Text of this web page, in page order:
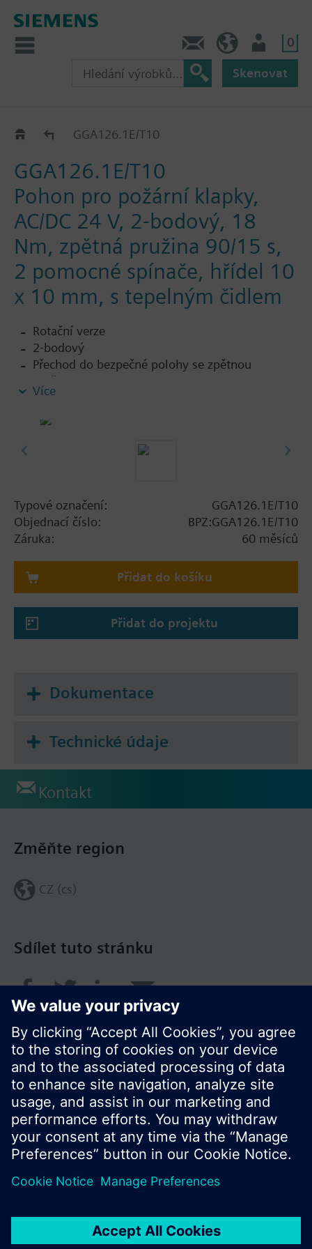
0
Skenovat
GGA..26.1EGGA126.1E/T10
GGA126.1E/T10
Pohon pro požární klapky,
AC/DC 24 V, 2-bodový, 18
Nm, zpětná pružina 90/15 s,
2 pomocné spínače, hřídel 10
x 10 mm, s tepelným čidlem
Rotační verze
2-bodový
Přechod do bezpečné polohy se zpětnou
pružinou
Zařízení pro sledování teploty (pro 72 °C)
Pevné spojení mezi pohonem a čtvercovou
Ukazatel polohy
Robustní, odlehčený celokovový kryt vyrobený z
litého hliníku a připojený kabel o délce 0.9 m
IP54 / Pohon IP54
Více
Typové označení:
GGA126.1E/T10
Objednací číslo:
BPZ:GGA126.1E/T10
Záruka:
60 měsíců
Přidat do košíku
Přidat do projektu
Dokumentace
Technické údaje
Kontakt
Sdílet tuto stránku
Změňte region
CZ (cs)
© Siemens Switzerland Ltd. 2017
Portfolio výrobků a ceny se mohou pro každou
Podmínky užití